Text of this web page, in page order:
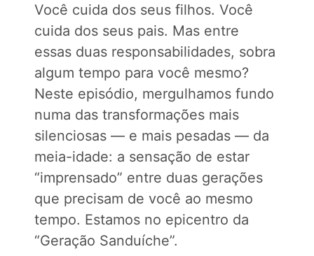
Você cuida dos seus filhos. Você
cuida dos seus pais. Mas entre
essas duas responsabilidades, sobra
algum tempo para você mesmo?
Neste episódio, mergulhamos fundo
numa das transformações mais
silenciosas — e mais pesadas — da
meia-idade: a sensação de estar
“imprensado” entre duas gerações
que precisam de você ao mesmo
tempo. Estamos no epicentro da
“Geração Sanduíche”.